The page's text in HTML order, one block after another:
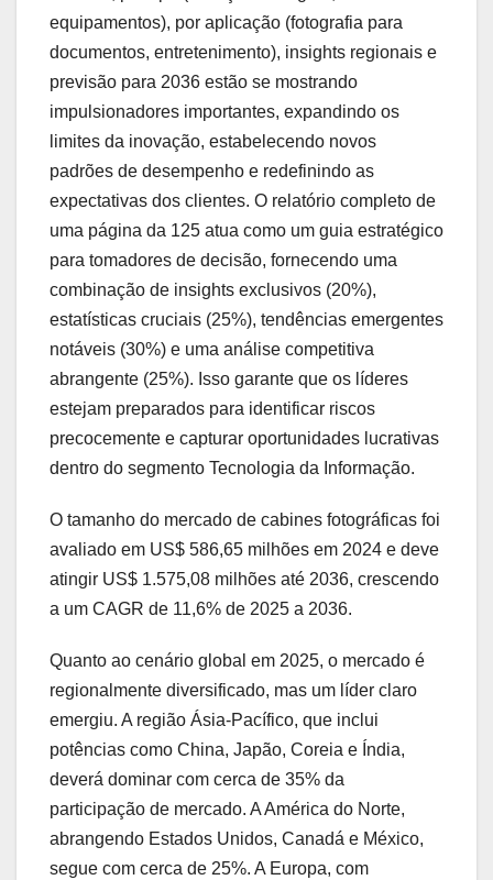
equipamentos), por aplicação (fotografia para
documentos, entretenimento), insights regionais e
previsão para 2036 estão se mostrando
impulsionadores importantes, expandindo os
limites da inovação, estabelecendo novos
padrões de desempenho e redefinindo as
expectativas dos clientes. O relatório completo de
uma página da 125 atua como um guia estratégico
para tomadores de decisão, fornecendo uma
combinação de insights exclusivos (20%),
estatísticas cruciais (25%), tendências emergentes
notáveis (30%) e uma análise competitiva
abrangente (25%). Isso garante que os líderes
estejam preparados para identificar riscos
precocemente e capturar oportunidades lucrativas
dentro do segmento Tecnologia da Informação.
O tamanho do mercado de cabines fotográficas foi
avaliado em US$ 586,65 milhões em 2024 e deve
atingir US$ 1.575,08 milhões até 2036, crescendo
a um CAGR de 11,6% de 2025 a 2036.
Quanto ao cenário global em 2025, o mercado é
regionalmente diversificado, mas um líder claro
emergiu. A região Ásia-Pacífico, que inclui
potências como China, Japão, Coreia e Índia,
deverá dominar com cerca de 35% da
participação de mercado. A América do Norte,
abrangendo Estados Unidos, Canadá e México,
segue com cerca de 25%. A Europa, com